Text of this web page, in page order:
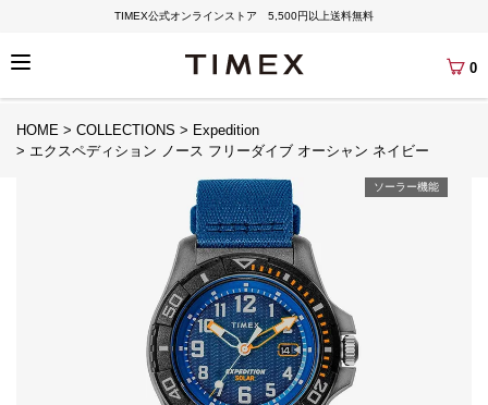
TIMEX公式オンラインストア 5,500円以上送料無料
0
HOME COLLECTIONS
Expedition
エクスペディション ノース フリーダイブ オーシャン ネイビー
ソーラー機能